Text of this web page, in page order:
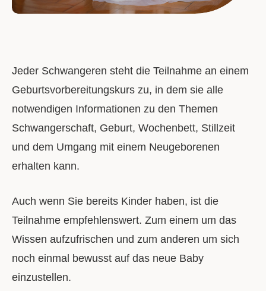
Jeder Schwangeren steht die Teilnahme an einem
Geburtsvorbereitungskurs zu, in dem sie alle
notwendigen Informationen zu den Themen
Schwangerschaft, Geburt, Wochenbett, Stillzeit
und dem Umgang mit einem Neugeborenen
erhalten kann.
Auch wenn Sie bereits Kinder haben, ist die
Teilnahme empfehlenswert. Zum einem um das
Wissen aufzufrischen und zum anderen um sich
noch einmal bewusst auf das neue Baby
einzustellen.